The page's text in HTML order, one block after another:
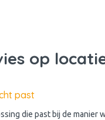
op
past
die past bij de manier